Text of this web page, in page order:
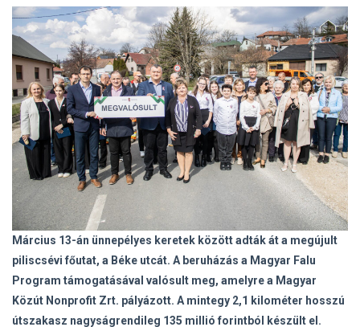
Március 13-án ünnepélyes keretek között adták át a megújult
piliscsévi főutat, a Béke utcát. A beruházás a Magyar Falu
Program támogatásával valósult meg, amelyre a Magyar
Közút Nonprofit Zrt. pályázott. A mintegy 2,1 kilométer hosszú
útszakasz nagyságrendileg 135 millió forintból készült el.